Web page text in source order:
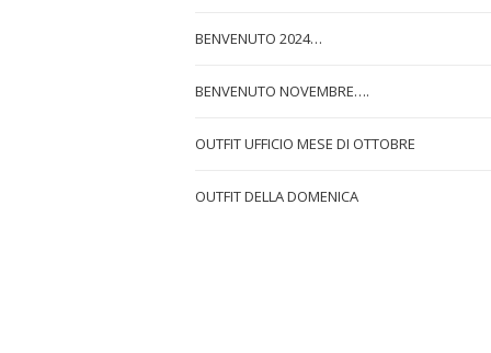
BENVENUTO 2024…
BENVENUTO NOVEMBRE….
OUTFIT UFFICIO MESE DI OTTOBRE
OUTFIT DELLA DOMENICA